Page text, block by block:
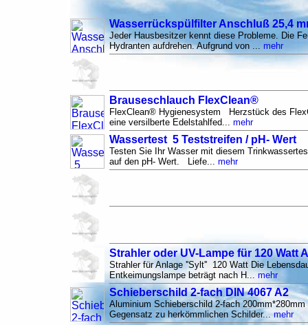
Wasserrückspülfilter Anschluß 25,4
Jeder Hausbesitzer kennt diese Probleme. Die
Hydranten aufdrehen. Aufgrund von ... mehr
Brauseschlauch FlexClean®
FlexClean® Hygienesystem Herzstück des
eine versilberte Edelstahlfed... mehr
Wassertest 5 Teststreifen / pH- Wert
Testen Sie Ihr Wasser mit diesem
auf den pH- Wert. Liefe... mehr
Strahler oder UV-Lampe für 120 Watt
Strahler für Anlage ''Sylt'' 120 Watt Die
Entkeimungslampe beträgt nach H...mehr
Schieberschild 2-fach DIN 4067 A2
Aluminium Schieberschild 2-fach
Gegensatz zu herkömmlichen Schilder...mehr